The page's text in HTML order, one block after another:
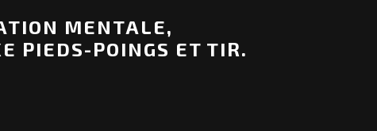
MENTALE,
PIEDS-POINGS ET TIR.